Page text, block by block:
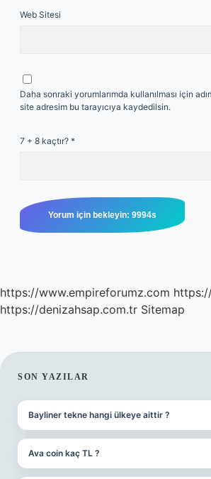
Web Sitesi
Daha sonraki yorumlarımda kullanılması için
site adresim bu tarayıcıya kaydedilsin.
7 + 8 kaçtır? *
https://www.empireforumz.com
https://denizahsap.com.tr Sitemap
SIDEBAR
SON YAZILAR
Bayliner tekne hangi ülkeye aittir ?
Ava coin kaç TL ?